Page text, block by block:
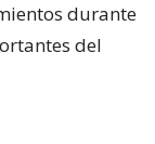
durante
del